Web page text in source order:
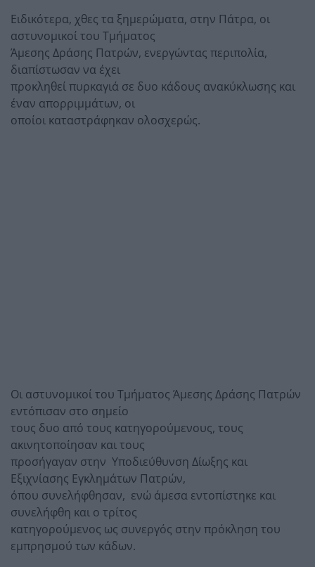
Ειδικότερα, χθες τα ξημερώματα, στην Πάτρα, οι
αστυνομικοί του Τμήματος
Άμεσης Δράσης Πατρών, ενεργώντας περιπολία,
διαπίστωσαν να έχει
προκληθεί πυρκαγιά σε δυο κάδους ανακύκλωσης και
έναν απορριμμάτων, οι
οποίοι καταστράφηκαν ολοσχερώς.
Οι αστυνομικοί του Τμήματος Άμεσης Δράσης Πατρών
εντόπισαν στο σημείο
τους δυο από τους κατηγορούμενους, τους
ακινητοποίησαν και τους
προσήγαγαν στην Υποδιεύθυνση Δίωξης και
Εξιχνίασης Εγκλημάτων Πατρών,
όπου συνελήφθησαν, ενώ άμεσα εντοπίστηκε και
συνελήφθη και ο τρίτος
κατηγορούμενος ως συνεργός στην πρόκληση του
εμπρησμού των κάδων.